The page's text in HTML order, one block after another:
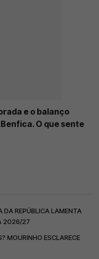
e o balanço
O que sente
DA REPÚBLICA LAMENTA
2026/27
MOURINHO ESCLARECE